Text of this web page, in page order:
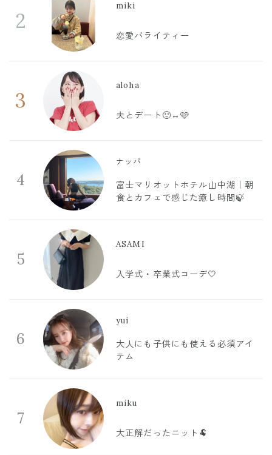
2
miki
恋愛バライティー
3
aloha
夫とデート🙂‍↔️🩷
4
ナッパ
富士マリオットホテル山中湖｜朝
食とカフェで感じた癒し時間🍃
5
ASAMI
入学式・卒業式コーデ🤍
6
yui
大人にも子供にも使える必須アイ
テム
7
miku
大正解だったニット🐏